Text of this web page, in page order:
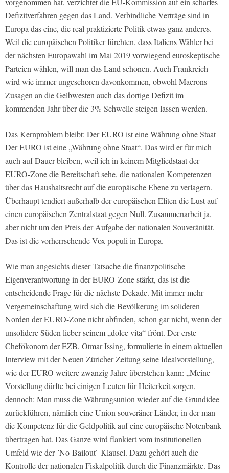
Defizitverfahren gegen das Land. Verbindliche Verträge sind in
Europa das eine, die real praktizierte Politik etwas ganz anderes.
Weil die europäischen Politiker fürchten, dass Italiens Wähler bei
der nächsten Europawahl im Mai 2019 vorwiegend euroskeptische
Parteien wählen, will man das Land schonen. Auch Frankreich
wird wie immer ungeschoren davonkommen, obwohl Macrons
Zusagen an die Gelbwesten auch das dortige Defizit im
kommenden Jahr über die 3%-Schwelle steigen lassen werden.
Das Kernproblem bleibt: Der EURO ist eine Währung ohne Staat
Der EURO ist eine „Währung ohne Staat“. Das wird er für mich
auch auf Dauer bleiben, weil ich in keinem Mitgliedstaat der
EURO-Zone die Bereitschaft sehe, die nationalen Kompetenzen
über das Haushaltsrecht auf die europäische Ebene zu verlagern.
Überhaupt tendiert außerhalb der europäischen Eliten die Lust auf
einen europäischen Zentralstaat gegen Null. Zusammenarbeit ja,
aber nicht um den Preis der Aufgabe der nationalen Souveränität.
Das ist die vorherrschende Vox populi in Europa.
Wie man angesichts dieser Tatsache die finanzpolitische
Eigenverantwortung in der EURO-Zone stärkt, das ist die
entscheidende Frage für die nächste Dekade. Mit immer mehr
Vergemeinschaftung wird sich die Bevölkerung im solideren
Norden der EURO-Zone nicht abfinden, schon gar nicht, wenn der
unsolidere Süden lieber seinem „dolce vita“ frönt. Der erste
Chefökonom der EZB, Otmar Issing, formulierte in einem aktuellen
Interview mit der Neuen Züricher Zeitung seine Idealvorstellung,
wie der EURO weitere zwanzig Jahre überstehen kann: „Meine
Vorstellung dürfte bei einigen Leuten für Heiterkeit sorgen,
dennoch: Man muss die Währungsunion wieder auf die Grundidee
zurückführen, nämlich eine Union souveräner Länder, in der man
die Kompetenz für die Geldpolitik auf eine europäische Notenbank
übertragen hat. Das Ganze wird flankiert vom institutionellen
Umfeld wie der ´No-Bailout`-Klausel. Dazu gehört auch die
Kontrolle der nationalen Fiskalpolitik durch die Finanzmärkte. Das